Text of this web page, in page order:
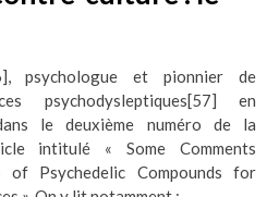
, psychologue et pionnier de
psychodysleptiques[57] en
le deuxième numéro de la
intitulé « Some Comments
of Psychedelic Compounds for